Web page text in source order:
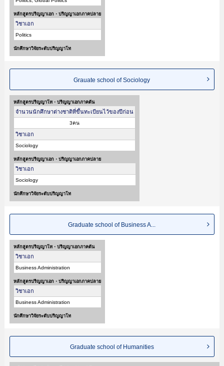
หลักสูตรปริญญาเอก・ปริญญาเอกภาคปลาย
วิชาเอก
Politics
นักศึกษาวิจัยระดับปริญญาโท
Grauate school of Sociology
หลักสูตรปริญญาโท・ปริญญาเอกภาคต้น
จำนวนนักศึกษาต่างชาติที่ขึ้นทะเบียนไว้ของปีก่อน
3คน
วิชาเอก
Sociology
หลักสูตรปริญญาเอก・ปริญญาเอกภาคปลาย
วิชาเอก
Sociology
นักศึกษาวิจัยระดับปริญญาโท
Graduate school of Business A...
หลักสูตรปริญญาโท・ปริญญาเอกภาคต้น
วิชาเอก
Business Administration
หลักสูตรปริญญาเอก・ปริญญาเอกภาคปลาย
วิชาเอก
Business Administration
นักศึกษาวิจัยระดับปริญญาโท
Graduate school of Humanities